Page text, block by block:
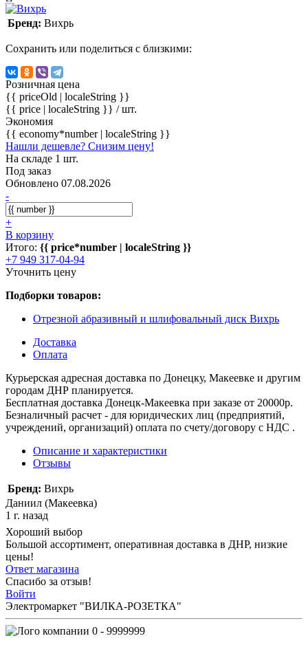
Бренд: Вихрь
Сохранить или поделиться с близкими:
Розничная цена
{{ priceOld | localeString }}
{{ price | localeString }} / шт.
Экономия
{{ economy*number | localeString }}
Нашли дешевле? Снизим цену!
На складе 1 шт.
Под заказ
Обновлено 07.08.2026
-
+
В корзину
Итого: {{ price*number | localeString }}
+7 949 317-04-94
Уточнить цену
Подборки товаров:
Отрезной абразивный и шлифовальный диск Вихрь
Доставка
Оплата
Курьерская адресная доставка по Донецку, Макеевке и другим
городам ДНР планируется.
Бесплатная доставка Донецк-Макеевка при заказе от 20000р.
Безналичный расчет - для юридических лиц (предприятий,
учреждений, организаций) оплата по счету/договору с НДС .
Описание и характеристики
Отзывы
Бренд: Вихрь
Даниил (Макеевка)
1 г. назад
Хороший выбор
Большой ассортимент, оперативная доставка в ДНР, низкие
цены!
Ответ магазина
Спасибо за отзыв!
Войти
Электромаркет "ВИЛКА-РОЗЕТКА"
0 - 9999999